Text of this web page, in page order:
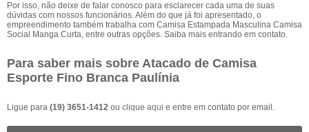
Por isso, não deixe de falar conosco para esclarecer cada uma de suas
dúvidas com nossos funcionários. Além do que já foi apresentado, o
empreendimento também trabalha com Camisa Estampada Masculina Camisa
Social Manga Curta, entre outras opções. Saiba mais entrando em contato.
Para saber mais sobre Atacado de Camisa
Esporte Fino Branca Paulínia
Ligue para (19) 3651-1412 ou clique aqui e entre em contato por email.